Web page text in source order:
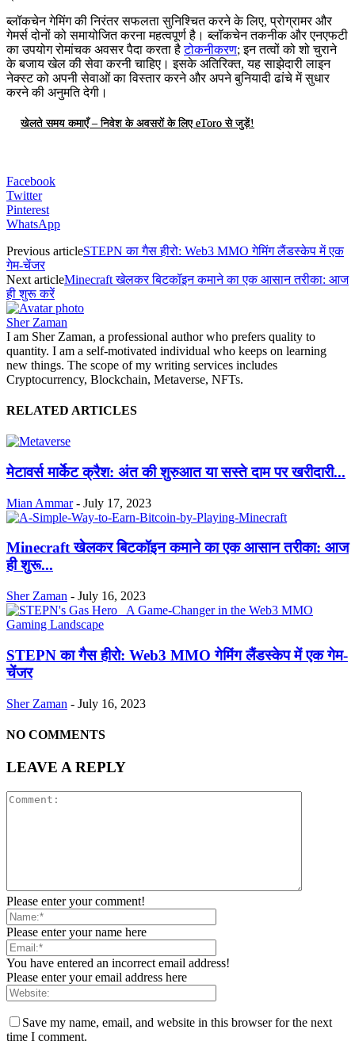
ब्लॉकचेन गेमिंग की निरंतर सफलता सुनिश्चित करने के लिए, प्रोग्रामर और
गेमर्स दोनों को समायोजित करना महत्वपूर्ण है। ब्लॉकचेन तकनीक और एनएफटी
का उपयोग रोमांचक अवसर पैदा करता हैटोकनीकरण; इन तत्वों को शो चुराने
के बजाय खेल की सेवा करनी चाहिए। इसके अतिरिक्त, यह साझेदारी लाइन
नेक्स्ट को अपनी सेवाओं का विस्तार करने और अपने बुनियादी ढांचे में सुधार
करने की अनुमति देगी।
खेलते समय कमाएँ – निवेश के अवसरों के लिए eToro से जुड़ें!
Facebook
Twitter
Pinterest
WhatsApp
Previous articleSTEPN का गैस हीरो: Web3 MMO गेमिंग लैंडस्केप में एक
गेम-चेंजर
Next articleMinecraft खेलकर बिटकॉइन कमाने का एक आसान तरीका: आज
ही शुरू करें
Sher Zaman
I am Sher Zaman, a professional author who prefers quality to
quantity. I am a self-motivated individual who keeps on learning
new things. The scope of my writing services includes
Cryptocurrency, Blockchain, Metaverse, NFTs.
RELATED ARTICLES
मेटावर्स मार्केट क्रैश: अंत की शुरुआत या सस्ते दाम पर खरीदारी...
Mian Ammar - July 17, 2023
Minecraft खेलकर बिटकॉइन कमाने का एक आसान तरीका: आज
ही शुरू...
Sher Zaman - July 16, 2023
STEPN का गैस हीरो: Web3 MMO गेमिंग लैंडस्केप में एक गेम-
चेंजर
Sher Zaman - July 16, 2023
NO COMMENTS
LEAVE A REPLY
Please enter your comment!
Please enter your name here
You have entered an incorrect email address!
Please enter your email address here
Save my name, email, and website in this browser for the next
time I comment.